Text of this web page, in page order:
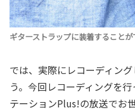
ギターストラップに装着することが
では、実際にレコーディン
う。今回レコーディングを
テーションPlus!の放送でお